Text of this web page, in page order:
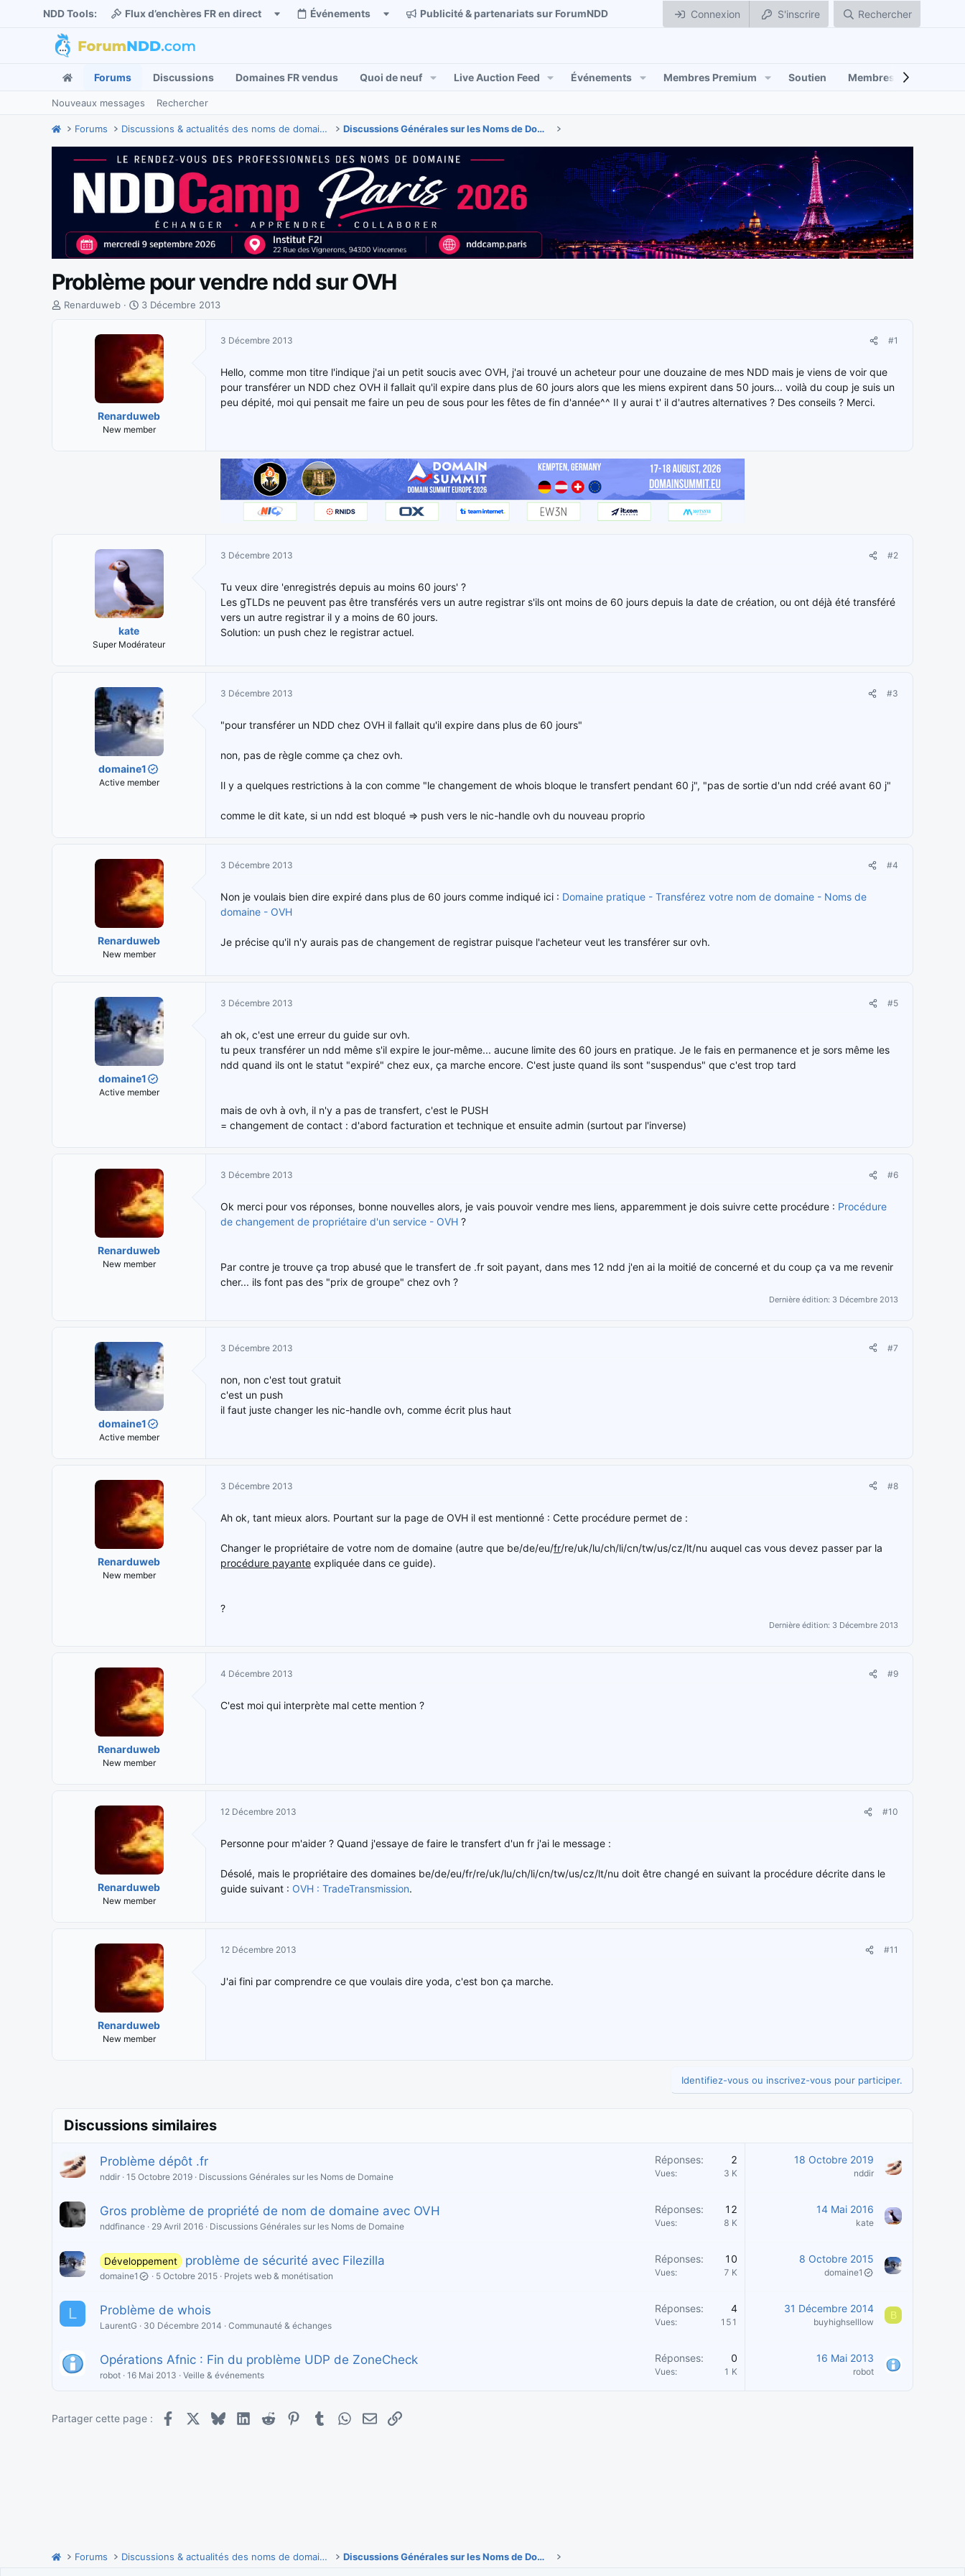
NDD Tools: Flux d’enchères FR en direct Événements Publicité & partenariats sur ForumNDD Connexion S'inscrire Rechercher
Forums Discussions Domaines FR vendus Quoi de neuf Live Auction Feed Événements Membres Premium Soutien Membres
Nouveaux messages Rechercher
Forums Discussions & actualités des noms de domaine Discussions Générales sur les Noms de Domaine
Problème pour vendre ndd sur OVH
IRenarduweb
D
t
e
d
e
d
é
b
u
3 Décembre 2013
Renarduweb
New member
3 Décembre 2013 #1
Hello, comme mon titre l'indique j'ai un petit soucis avec OVH, j'ai trouvé un acheteur pour une douzaine de mes NDD mais je viens de voir que
pour transférer un NDD chez OVH il fallait qu'il expire dans plus de 60 jours alors que les miens expirent dans 50 jours... voilà du coup je suis un
peu dépité, moi qui pensait me faire un peu de sous pour les fêtes de fin d'année^^ Il y aurai t' il d'autres alternatives ? Des conseils ? Merci.
kate
Super Modérateur
3 Décembre 2013 #2
Tu veux dire 'enregistrés depuis au moins 60 jours' ?
Les gTLDs ne peuvent pas être transférés vers un autre registrar s'ils ont moins de 60 jours depuis la date de création, ou ont déjà été transféré
vers un autre registrar il y a moins de 60 jours.
Solution: un push chez le registrar actuel.
domaine1
Active member
3 Décembre 2013 #3
"pour transférer un NDD chez OVH il fallait qu'il expire dans plus de 60 jours"
non, pas de règle comme ça chez ovh.
Il y a quelques restrictions à la con comme "le changement de whois bloque le transfert pendant 60 j", "pas de sortie d'un ndd créé avant 60 j"
comme le dit kate, si un ndd est bloqué => push vers le nic-handle ovh du nouveau proprio
Renarduweb
New member
3 Décembre 2013 #4
Non je voulais bien dire expiré dans plus de 60 jours comme indiqué ici : Domaine pratique - Transférez votre nom de domaine - Noms de
domaine - OVH
Je précise qu'il n'y aurais pas de changement de registrar puisque l'acheteur veut les transférer sur ovh.
domaine1
Active member
3 Décembre 2013 #5
ah ok, c'est une erreur du guide sur ovh.
tu peux transférer un ndd même s'il expire le jour-même... aucune limite des 60 jours en pratique. Je le fais en permanence et je sors même les
ndd quand ils ont le statut "expiré" chez eux, ça marche encore. C'est juste quand ils sont "suspendus" que c'est trop tard
mais de ovh à ovh, il n'y a pas de transfert, c'est le PUSH
= changement de contact : d'abord facturation et technique et ensuite admin (surtout par l'inverse)
Renarduweb
New member
3 Décembre 2013 #6
Ok merci pour vos réponses, bonne nouvelles alors, je vais pouvoir vendre mes liens, apparemment je dois suivre cette procédure : Procédure
de changement de propriétaire d'un service - OVH ?
Par contre je trouve ça trop abusé que le transfert de .fr soit payant, dans mes 12 ndd j'en ai la moitié de concerné et du coup ça va me revenir
cher... ils font pas des "prix de groupe" chez ovh ?
Dernière édition: 3 Décembre 2013
domaine1
Active member
3 Décembre 2013 #7
non, non c'est tout gratuit
c'est un push
il faut juste changer les nic-handle ovh, comme écrit plus haut
Renarduweb
New member
3 Décembre 2013 #8
Ah ok, tant mieux alors. Pourtant sur la page de OVH il est mentionné : Cette procédure permet de :
Changer le propriétaire de votre nom de domaine (autre que be/de/eu/fr/re/uk/lu/ch/li/cn/tw/us/cz/lt/nu auquel cas vous devez passer par la
procédure payante expliquée dans ce guide).
?
Dernière édition: 3 Décembre 2013
Renarduweb
New member
4 Décembre 2013 #9
C'est moi qui interprète mal cette mention ?
Renarduweb
New member
12 Décembre 2013 #10
Personne pour m'aider ? Quand j'essaye de faire le transfert d'un fr j'ai le message :
Désolé, mais le propriétaire des domaines be/de/eu/fr/re/uk/lu/ch/li/cn/tw/us/cz/lt/nu doit être changé en suivant la procédure décrite dans le
guide suivant : OVH : TradeTransmission.
Renarduweb
New member
12 Décembre 2013 #11
J'ai fini par comprendre ce que voulais dire yoda, c'est bon ça marche.
Identifiez-vous ou inscrivez-vous pour participer.
Discussions similaires
Problème dépôt .fr
nddir 15 Octobre 2019 Discussions Générales sur les Noms de Domaine
Réponses 2
Vues 3 K
18 Octobre 2019
nddir
Gros problème de propriété de nom de domaine avec OVH
nddfinance 29 Avril 2016 Discussions Générales sur les Noms de Domaine
Réponses 12
Vues 8 K
14 Mai 2016
kate
Développement problème de sécurité avec Filezilla
domaine1 5 Octobre 2015 Projets web & monétisation
Réponses 10
Vues 7 K
8 Octobre 2015
domaine1
L Problème de whois
LaurentG 30 Décembre 2014 Communauté & échanges
Réponses 4
Vues 151
31 Décembre 2014
buyhighselllow
B
Opérations Afnic : Fin du problème UDP de ZoneCheck
robot 16 Mai 2013 Veille & événements
Réponses 0
Vues 1 K
16 Mai 2013
robot
Partager cette page : Facebook BlueskyLinkedIn
Reddit PinterestTumblrWhatsApp
E-mailLien
Forums Discussions & actualités des noms de domaine Discussions Générales sur les Noms de Domaine